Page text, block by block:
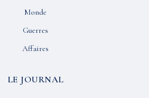
Monde
Guerres
Affaires
LE JOURNAL